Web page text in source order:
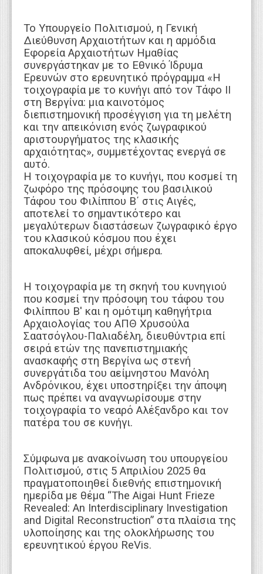
Το Υπουργείο Πολιτισμού, η Γενική
Διεύθυνση Αρχαιοτήτων και η αρμόδια
Εφορεία Αρχαιοτήτων Ημαθίας
συνεργάστηκαν με το Εθνικό Ίδρυμα
Ερευνών στο ερευνητικό πρόγραμμα «Η
τοιχογραφία με το κυνήγι από τον Τάφο ΙΙ
στη Βεργίνα: μια καινοτόμος
διεπιστημονική προσέγγιση για τη μελέτη
και την απεικόνιση ενός ζωγραφικού
αριστουργήματος της κλασικής
αρχαιότητας», συμμετέχοντας ενεργά σε
αυτό.
Η τοιχογραφία με το κυνήγι, που κοσμεί τη
ζωφόρο της πρόσοψης του βασιλικού
Τάφου του Φιλίππου Β΄ στις Αιγές,
αποτελεί το σημαντικότερο και
μεγαλύτερων διαστάσεων ζωγραφικό έργο
του κλασικού κόσμου που έχει
αποκαλυφθεί, μέχρι σήμερα.
Η τοιχογραφία με τη σκηνή του κυνηγιού
που κοσμεί την πρόσοψη του τάφου του
Φιλίππου Β′ και η ομότιμη καθηγήτρια
Αρχαιολογίας του ΑΠΘ Χρυσούλα
Σαατσόγλου-Παλιαδέλη, διευθύντρια επί
σειρά ετών της πανεπιστημιακής
ανασκαφής στη Βεργίνα ως στενή
συνεργάτιδα του αείμνηστου Μανόλη
Ανδρόνικου, έχει υποστηρίξει την άποψη
πως πρέπει να αναγνωρίσουμε στην
τοιχογραφία το νεαρό Αλέξανδρο και τον
πατέρα του σε κυνήγι.
Σύμφωνα με ανακοίνωση του υπουργείου
Πολιτισμού, στις 5 Απριλίου 2025 θα
πραγματοποιηθεί διεθνής επιστημονική
ημερίδα με θέμα “The Aigai Hunt Frieze
Revealed: An Interdisciplinary Investigation
and Digital Reconstruction” στα πλαίσια της
υλοποίησης και της ολοκλήρωσης του
ερευνητικού έργου ReVis.